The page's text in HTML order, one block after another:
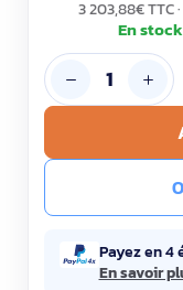
3 203,88€ TTC
En stock
Payez en 4
En savoir